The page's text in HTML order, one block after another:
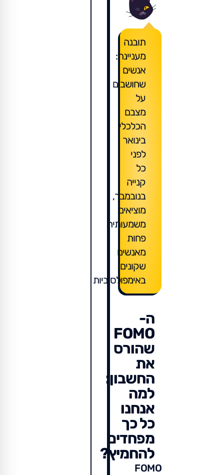
תובנה
מעניינת:
אנשים
שחושבים
על
מצבם
הכלכלי
בינואר
לפני
כל
קנייה
בנובמבר,
מוציאים
משמעותית
פחות
מאנשים
שקונים
באימפולסיביות
ה-
FOMO
שהורס
את
החשבון:
למה
אנחנו
כל כך
מפחדים
להחמיץ?
FOMO